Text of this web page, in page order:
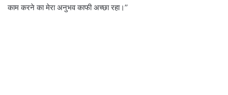
काम करने का मेरा अनुभव काफी अच्छा रहा।’’